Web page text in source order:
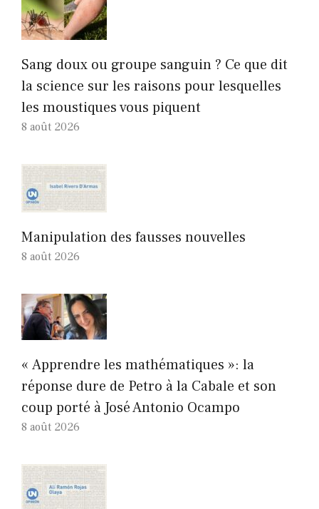
Sang doux ou groupe sanguin ? Ce que dit
la science sur les raisons pour lesquelles
les moustiques vous piquent
8 août 2026
Manipulation des fausses nouvelles
8 août 2026
« Apprendre les mathématiques »: la
réponse dure de Petro à la Cabale et son
coup porté à José Antonio Ocampo
8 août 2026